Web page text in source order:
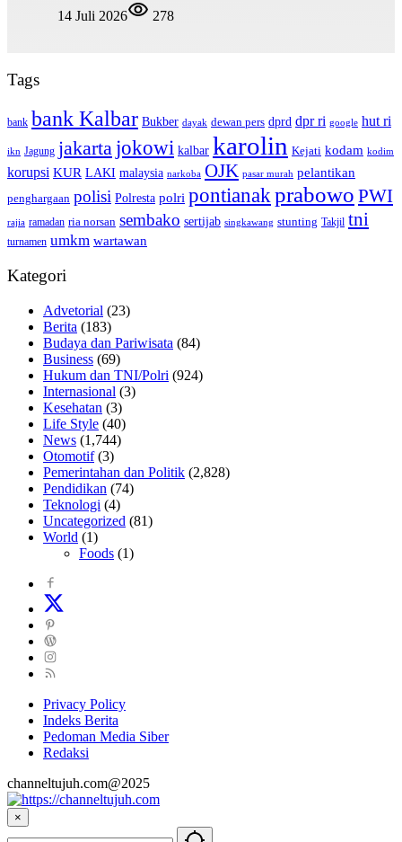
14 Juli 2026
278
Tags
bank bank Kalbar Bukber dayak dewan pers dprd dpr ri google hut ri
ikn Jagung jakarta jokowi kalbar karolin Kejati kodam kodim
korupsi KUR LAKI malaysia narkoba OJK pasar murah pelantikan
penghargaan polisi Polresta polri pontianak prabowo PWI
rajia ramadan ria norsan sembako sertijab singkawang stunting Takjil tni
turnamen umkm wartawan
Kategori
Advetorial (23)
Berita (183)
Budaya dan Pariwisata (84)
Business (69)
Hukum dan TNI/Polri (924)
Internasional (3)
Kesehatan (3)
Life Style (40)
News (1,744)
Otomotif(3)
Pemerintahan dan Politik (2,828)
Pendidikan (74)
Teknologi (4)
Uncategorized (81)
World (1)
Foods (1)
Privacy Policy
Indeks Berita
Pedoman Media Siber
Redaksi
channeltujuh.com@2025
×